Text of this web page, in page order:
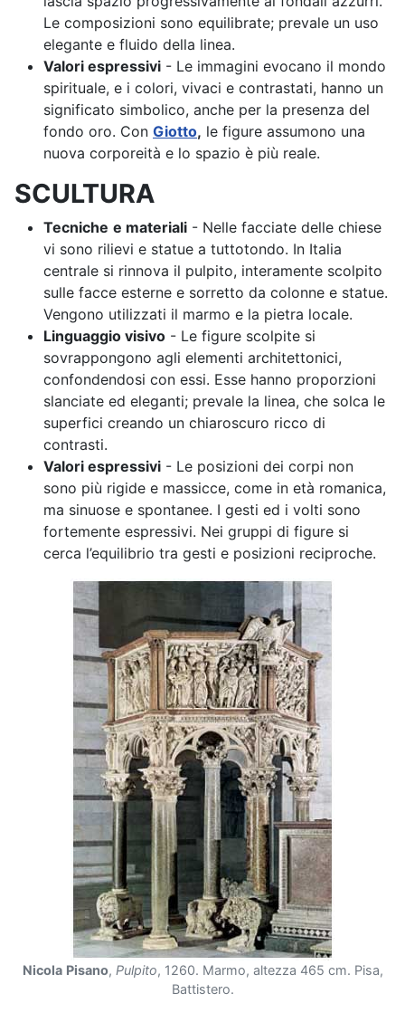
Le composizioni sono equilibrate; prevale un uso
elegante e fluido della linea.
Valori espressivi - Le immagini evocano il mondo
spirituale, e i colori, vivaci e contrastati, hanno un
significato simbolico, anche per la presenza del
fondo oro. Con Giotto, le figure assumono una
nuova corporeità e lo spazio è più reale.
SCULTURA
Tecniche e materiali - Nelle facciate delle chiese
vi sono rilievi e statue a tuttotondo. In Italia
centrale si rinnova il pulpito, interamente scolpito
sulle facce esterne e sorretto da colonne e statue.
Vengono utilizzati il marmo e la pietra locale.
Linguaggio visivo - Le figure scolpite si
sovrappongono agli elementi architettonici,
confondendosi con essi. Esse hanno proporzioni
slanciate ed eleganti; prevale la linea, che solca le
superfici creando un chiaroscuro ricco di
contrasti.
Valori espressivi - Le posizioni dei corpi non
sono più rigide e massicce, come in età romanica,
ma sinuose e spontanee. I gesti ed i volti sono
fortemente espressivi. Nei gruppi di figure si
cerca l’equilibrio tra gesti e posizioni reciproche.
Nicola Pisano, Pulpito, 1260. Marmo, altezza 465 cm. Pisa,
Battistero.